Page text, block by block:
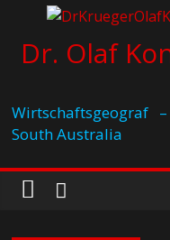
Dr. Olaf
Wirtschaftsgeograf
South Australia